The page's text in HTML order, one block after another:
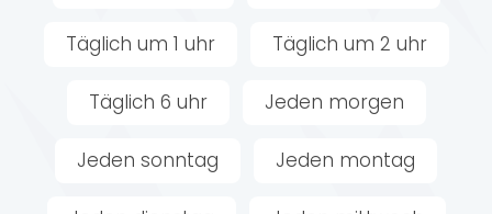
Täglich um 1 uhr Täglich um 2 uhr
Täglich 6 uhr Jeden morgen
Jeden sonntag Jeden montag